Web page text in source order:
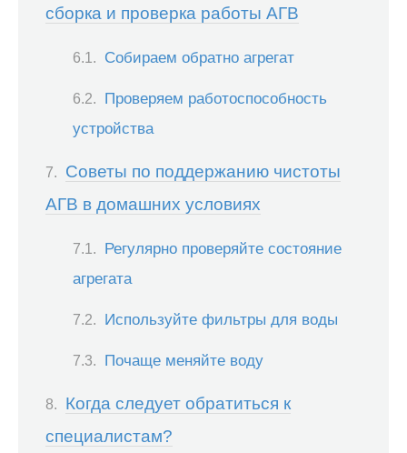
сборка и проверка работы АГВ
Собираем обратно агрегат
Проверяем работоспособность
устройства
Советы по поддержанию чистоты
АГВ в домашних условиях
Регулярно проверяйте состояние
агрегата
Используйте фильтры для воды
Почаще меняйте воду
Когда следует обратиться к
специалистам?